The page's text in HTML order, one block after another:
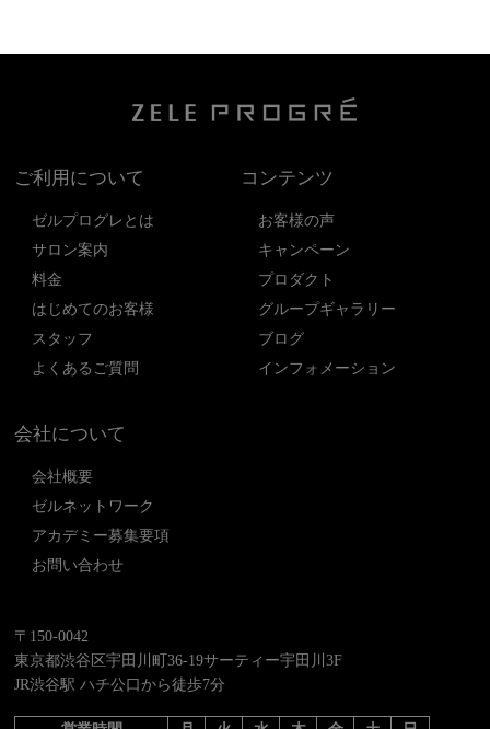
ご利用について
ゼルプログレとは
サロン案内
料金
はじめてのお客様
スタッフ
よくあるご質問
コンテンツ
お客様の声
キャンペーン
プロダクト
グループギャラリー
ブログ
インフォメーション
会社について
会社概要
ゼルネットワーク
アカデミー募集要項
お問い合わせ
〒150-0042
東京都渋谷区宇田川町36-19サーティー宇田川3F
JR渋谷駅 ハチ公口から徒歩7分